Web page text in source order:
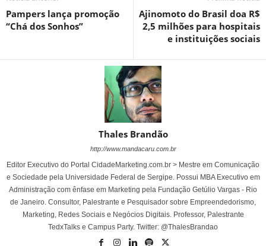
Pampers lança promoção
“Chá dos Sonhos”
Ajinomoto do Brasil doa R$
2,5 milhões para hospitais
e instituições sociais
Thales Brandão
http://www.mandacaru.com.br
Editor Executivo do Portal CidadeMarketing.com.br > Mestre em Comunicação
e Sociedade pela Universidade Federal de Sergipe. Possui MBA Executivo em
Administração com ênfase em Marketing pela Fundação Getúlio Vargas - Rio
de Janeiro. Consultor, Palestrante e Pesquisador sobre Empreendedorismo,
Marketing, Redes Sociais e Negócios Digitais. Professor, Palestrante
TedxTalks e Campus Party. Twitter: @ThalesBrandao